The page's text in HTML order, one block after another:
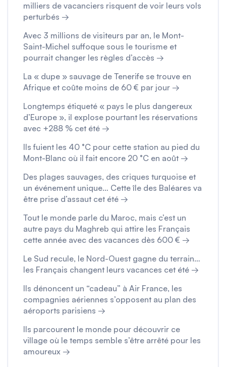
milliers de vacanciers risquent de voir leurs vols
perturbés →
Avec 3 millions de visiteurs par an, le Mont-
Saint-Michel suffoque sous le tourisme et
pourrait changer les règles d’accès →
La « dupe » sauvage de Tenerife se trouve en
Afrique et coûte moins de 60 € par jour →
Longtemps étiqueté « pays le plus dangereux
d’Europe », il explose pourtant les réservations
avec +288 % cet été →
Ils fuient les 40 °C pour cette station au pied du
Mont-Blanc où il fait encore 20 °C en août →
Des plages sauvages, des criques turquoise et
un événement unique… Cette île des Baléares va
être prise d’assaut cet été →
Tout le monde parle du Maroc, mais c’est un
autre pays du Maghreb qui attire les Français
cette année avec des vacances dès 600 € →
Le Sud recule, le Nord-Ouest gagne du terrain…
les Français changent leurs vacances cet été →
Ils dénoncent un “cadeau” à Air France, les
compagnies aériennes s’opposent au plan des
aéroports parisiens →
Ils parcourent le monde pour découvrir ce
village où le temps semble s’être arrêté pour les
amoureux →